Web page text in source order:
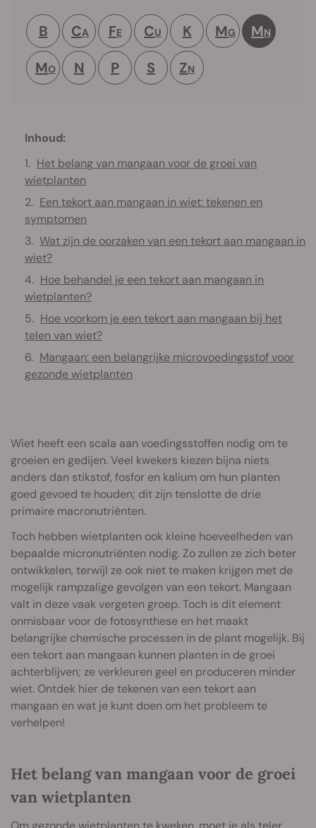
B CA FE CU K MG MN
MO N P S ZN
Inhoud:
Het belang van mangaan voor de groei van
wietplanten
Een tekort aan mangaan in wiet: tekenen en
symptomen
Wat zijn de oorzaken van een tekort aan mangaan in
wiet?
Hoe behandel je een tekort aan mangaan in
wietplanten?
Hoe voorkom je een tekort aan mangaan bij het
telen van wiet?
Mangaan: een belangrijke microvoedingsstof voor
gezonde wietplanten
Wiet heeft een scala aan voedingsstoffen nodig om te
groeien en gedijen. Veel kwekers kiezen bijna niets
anders dan stikstof, fosfor en kalium om hun planten
goed gevoed te houden; dit zijn tenslotte de drie
primaire macronutriënten.
Toch hebben wietplanten ook kleine hoeveelheden van
bepaalde micronutriënten nodig. Zo zullen ze zich beter
ontwikkelen, terwijl ze ook niet te maken krijgen met de
mogelijk rampzalige gevolgen van een tekort. Mangaan
valt in deze vaak vergeten groep. Toch is dit element
onmisbaar voor de fotosynthese en het maakt
belangrijke chemische processen in de plant mogelijk. Bij
een tekort aan mangaan kunnen planten in de groei
achterblijven; ze verkleuren geel en produceren minder
wiet. Ontdek hier de tekenen van een tekort aan
mangaan en wat je kunt doen om het probleem te
verhelpen!
Het belang van mangaan voor de groei
van wietplanten